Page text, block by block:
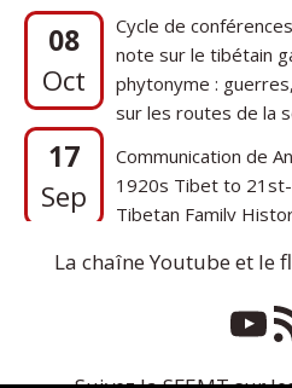
08
Oct
note sur le tibétain
phytonyme :
sur les routes de la
17
Sep
1920s Tibet to 21st-
Tibetan Family
La chaîne Youtube et le